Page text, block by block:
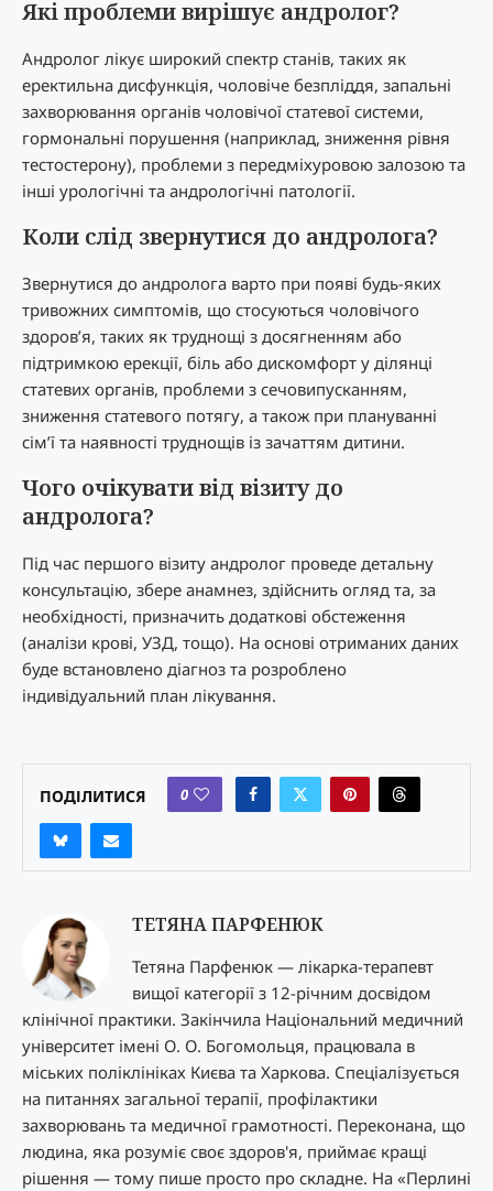
Які проблеми вирішує андролог?
Андролог лікує широкий спектр станів, таких як
еректильна дисфункція, чоловіче безпліддя, запальні
захворювання органів чоловічої статевої системи,
гормональні порушення (наприклад, зниження рівня
тестостерону), проблеми з передміхуровою залозою та
інші урологічні та андрологічні патології.
Коли слід звернутися до андролога?
Звернутися до андролога варто при появі будь-яких
тривожних симптомів, що стосуються чоловічого
здоров’я, таких як труднощі з досягненням або
підтримкою ерекції, біль або дискомфорт у ділянці
статевих органів, проблеми з сечовипусканням,
зниження статевого потягу, а також при плануванні
сім’ї та наявності труднощів із зачаттям дитини.
Чого очікувати від візиту до
андролога?
Під час першого візиту андролог проведе детальну
консультацію, збере анамнез, здійснить огляд та, за
необхідності, призначить додаткові обстеження
(аналізи крові, УЗД, тощо). На основі отриманих даних
буде встановлено діагноз та розроблено
індивідуальний план лікування.
ПОДІЛИТИСЯ 0
ТЕТЯНА ПАРФЕНЮК
Тетяна Парфенюк — лікарка-терапевт
вищої категорії з 12-річним досвідом
клінічної практики. Закінчила Національний медичний
університет імені О. О. Богомольця, працювала в
міських поліклініках Києва та Харкова. Спеціалізується
на питаннях загальної терапії, профілактики
захворювань та медичної грамотності. Переконана, що
людина, яка розуміє своє здоров'я, приймає кращі
рішення — тому пише просто про складне. На «Перлині